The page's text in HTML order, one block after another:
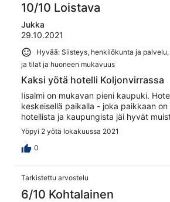
10/10 Loistava
Jukka
29.10.2021
Hyvää: Siisteys, henkilökunta ja
ja tilat ja huoneen mukavuus
Kaksi yötä hotelli Koljonvirrassa
Iisalmi on mukavan pieni kaupuki.
keskeisellä paikalla - joka paikkaan
hotellista ja kaupungista jäi hyvät
Yöpyi 2 yötä lokakuussa 2021
0
Tarkistettu arvostelu
6/10 Kohtalainen